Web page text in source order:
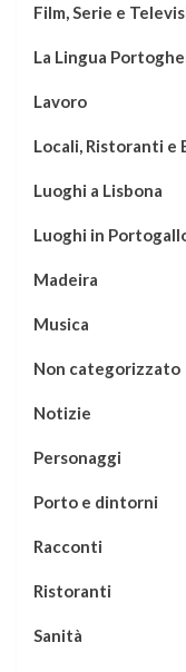
Film, Serie e
La Lingua
Lavoro
Locali, Ristoranti e
Luoghi a Lisbona
Luoghi in
Madeira
Musica
Non categorizzato
Notizie
Personaggi
Porto e dintorni
Racconti
Ristoranti
Sanità